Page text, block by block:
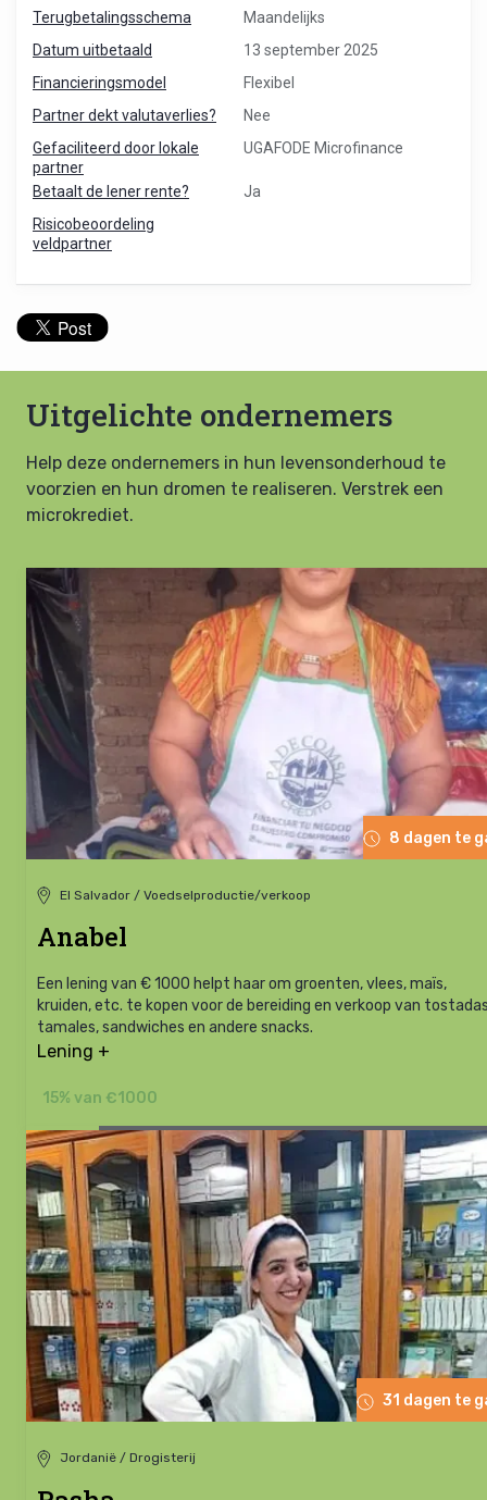
Terugbetalingsschema
Maandelijks
Datum uitbetaald
13 september 2025
Financieringsmodel
Flexibel
Partner dekt valutaverlies?
Nee
Gefaciliteerd door lokale
partner
UGAFODE Microfinance
Betaalt de lener rente?
Ja
Risicobeoordeling
veldpartner
Uitgelichte ondernemers
Help deze ondernemers in hun levensonderhoud te
voorzien en hun dromen te realiseren. Verstrek een
microkrediet.
8 dagen te
El Salvador / Voedselproductie/verkoop
Anabel
Een lening van € 1000 helpt haar om groenten, vlees, maïs,
kruiden, etc. te kopen voor de bereiding en verkoop van
tamales, sandwiches en andere snacks.
Lening +
15% van €1000
31 dagen te
Jordanië / Drogisterij